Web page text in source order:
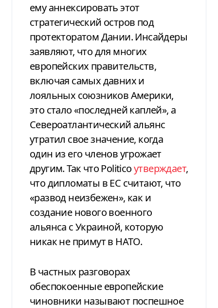
ему аннексировать этот
стратегический остров под
протекторатом Дании. Инсайдеры
заявляют, что для многих
европейских правительств,
включая самых давних и
лояльных союзников Америки,
это стало «последней каплей», а
Североатлантический альянс
утратил свое значение, когда
один из его членов угрожает
другим. Так что Politicoутверждает,
что дипломаты в ЕС считают, что
«развод неизбежен», как и
создание нового военного
альянса с Украиной, которую
никак не примут в НАТО.
В частных разговорах
обеспокоенные европейские
чиновники называют поспешное